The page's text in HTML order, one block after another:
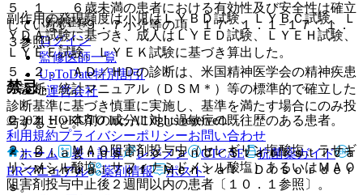
副作用の発現頻度は小児はＬＹＢＤ試験、ＬＹＢＣ試験、Ｌ
ＹＤＡ試験に基づき、成人はＬＹＥＤ試験、ＬＹＥＨ試験、
ＬＹＥＥ試験、ＬＹＥＫ試験に基づき算出した。
禁忌
２．１． 本剤の成分に対し過敏症の既往歴のある患者。
２．２． ＭＡＯ阻害剤投与中（セレギリン塩酸塩、ラサギ
リンメシル酸塩、サフィナミドメシル酸塩）あるいはＭＡＯ
阻害剤投与中止後２週間以内の患者〔１０．１参照〕。
５．１． ６歳未満の患者における有効性及び安全性は確立
していない〔９．７小児等の項、１７．１．１−１７．１．
３参照〕。
５．２． ＡＤ／ＨＤの診断は、米国精神医学会の精神疾患
の診断・統計マニュアル（ＤＳＭ＊）等の標準的で確立した
診断基準に基づき慎重に実施し、基準を満たす場合にのみ投
与すること。
＊）Ｄｉａｇｎｏｓｔｉｃ ａｎｄ Ｓｔａｔｉｓｔｉｃａ
ｌ Ｍａｎｕａｌ ｏｆ Ｍｅｎｔａｌ Ｄｉｓｏｒｄｅｒ
ｓ。
新規登録
ログイン
監修医師一覧
UpToDate特別割引
運営会社
© 2021 HOKUTO Inc. All rights reserved.
利用規約プライバシーポリシーお問い合わせ
ホーム
表・計算 レジメン CTCAE
抗菌薬ガイド
ERマニュアル
薬剤情報 ポスト